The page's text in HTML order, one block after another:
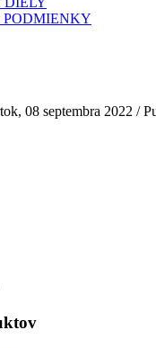
PODMIENKY
08 septembra 2022 /